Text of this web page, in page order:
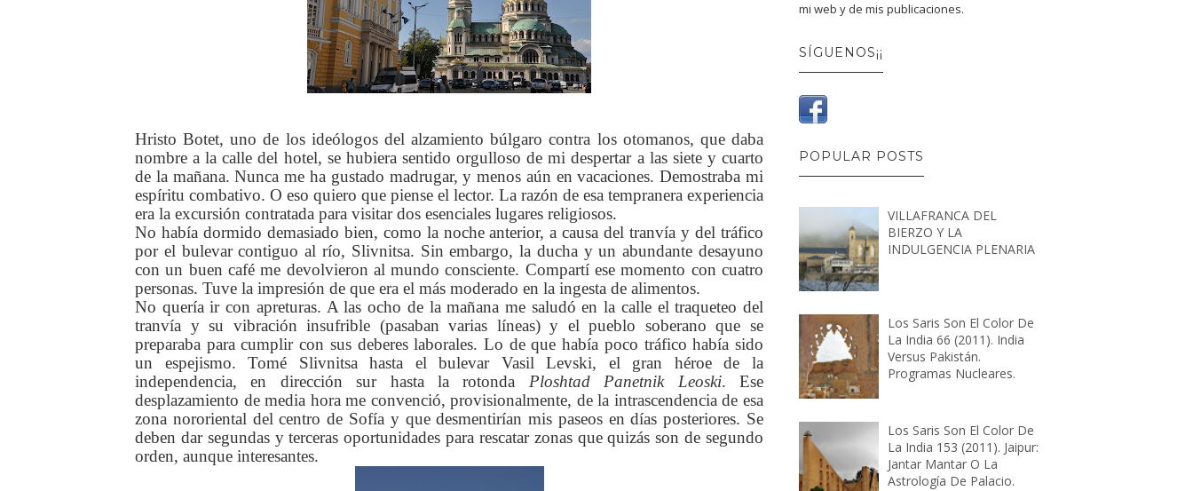
Hristo Botet, uno de los ideólogos del alzamiento búlgaro contra los otomanos, que daba
nombre a la calle del hotel, se hubiera sentido orgulloso de mi despertar a las siete y cuarto
de la mañana. Nunca me ha gustado madrugar, y menos aún en vacaciones. Demostraba mi
espíritu combativo. O eso quiero que piense el lector. La razón de esa tempranera experiencia
era la excursión contratada para visitar dos esenciales lugares religiosos.
No había dormido demasiado bien, como la noche anterior, a causa del tranvía y del tráfico
por el bulevar contiguo al río, Slivnitsa. Sin embargo, la ducha y un abundante desayuno
con un buen café me devolvieron al mundo consciente. Compartí ese momento con cuatro
personas. Tuve la impresión de que era el más moderado en la ingesta de alimentos.
No quería ir con apreturas. A las ocho de la mañana me saludó en la calle el traqueteo del
tranvía y su vibración insufrible (pasaban varias líneas) y el pueblo soberano que se
preparaba para cumplir con sus deberes laborales. Lo de que había poco tráfico había sido
un espejismo. Tomé Slivnitsa hasta el bulevar Vasil Levski, el gran héroe de la
independencia, en dirección sur hasta la rotonda Ploshtad Panetnik Leoski. Ese
desplazamiento de media hora me convenció, provisionalmente, de la intrascendencia de esa
zona nororiental del centro de Sofía y que desmentirían mis paseos en días posteriores. Se
deben dar segundas y terceras oportunidades para rescatar zonas que quizás son de segundo
orden, aunque interesantes.
mi web y de mis publicaciones.
SÍGUENOS¡¡
POPULAR POSTS
VILLAFRANCA DEL
BIERZO Y LA
INDULGENCIA PLENARIA
Los Saris Son El Color De
La India 66 (2011). India
Versus Pakistán.
Programas Nucleares.
Los Saris Son El Color De
La India 153 (2011). Jaipur:
Jantar Mantar O La
Astrología De Palacio.